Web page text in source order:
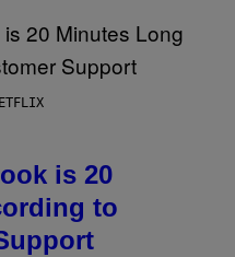
is 20
to